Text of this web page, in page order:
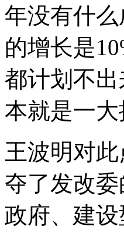
年没有什
的增长是
都计划不
本就是一
王波明对
夺了发改
政府、建